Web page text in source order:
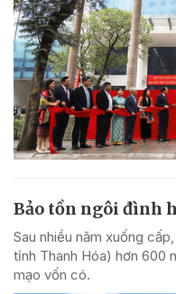
Bảo tồn ngôi đình
Sau nhiều năm xuống
tỉnh Thanh Hóa) hơn 600
mạo vốn có.